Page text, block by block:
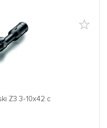
Z3 3-10x42 с